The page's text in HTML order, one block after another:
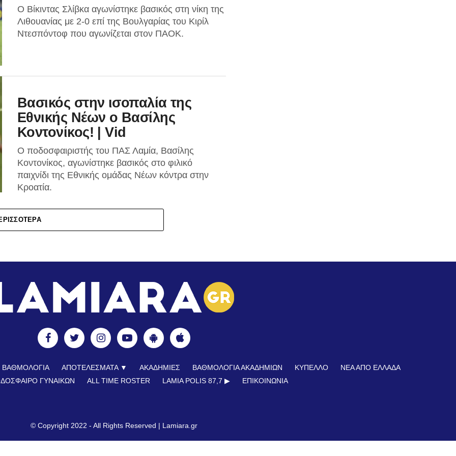
Ο Βίκιντας Σλίβκα αγωνίστηκε βασικός στη νίκη της
Λιθουανίας με 2-0 επί της Βουλγαρίας του Κιρίλ
Ντεσπόντοφ που αγωνίζεται στον ΠΑΟΚ.
Βασικός στην ισοπαλία της
Εθνικής Νέων ο Βασίλης
Κοντονίκος! | Vid
Ο ποδοσφαιριστής του ΠΑΣ Λαμία, Βασίλης
Κοντονίκος, αγωνίστηκε βασικός στο φιλικό
παιχνίδι της Εθνικής ομάδας Νέων κόντρα στην
Κροατία.
ΒΑΘΜΟΛΟΓΙΑ ΑΠΟΤΕΛΕΣΜΑΤΑ ▼ ΑΚΑΔΗΜΙΕΣ ΒΑΘΜΟΛΟΓΙΑ ΑΚΑΔΗΜΙΩΝ ΚΥΠΕΛΛΟ
ΝΕΑ ΑΠΟ ΕΛΛΑΔΑ
ΓΥΝΑΙΚΩΝ
ALL TIME ROSTER LAMIA POLIS 87,7 ▶︎ ΕΠΙΚΟΙΝΩΝΊΑ
© Copyright 2022 - All Rights Reserved | Lamiara.gr